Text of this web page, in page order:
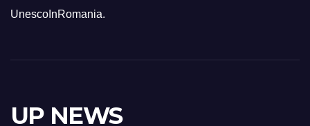
UnescoInRomania.
UP NEWS